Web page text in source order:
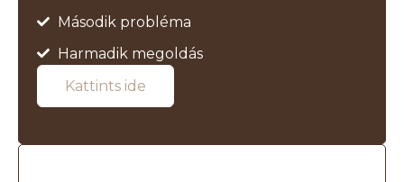
Második probléma
Harmadik megoldás
Kattints ide